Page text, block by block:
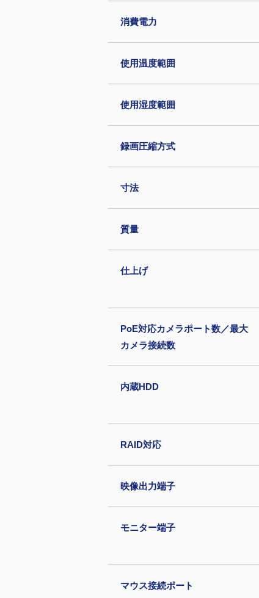
消費電力
使用温度範囲
使用湿度範囲
録画圧縮方式
寸法
質量
仕上げ
PoE対応カメラポート数／最大
カメラ接続数
内蔵HDD
RAID対応
映像出力端子
モニター端子
マウス接続ポート